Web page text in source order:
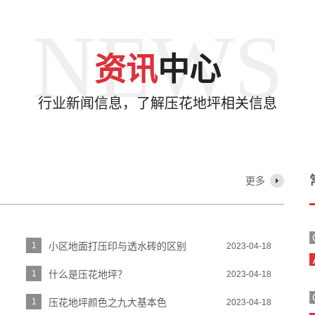
NEWS
资讯中心
行业新闻信息，了解压花地坪相关信息
更多
1 小区地面打压印与透水砖的区别 2023-04-18
1 什么是压花地坪？ 2023-04-18
1 压花地坪颜色之九大基本色 2023-04-18